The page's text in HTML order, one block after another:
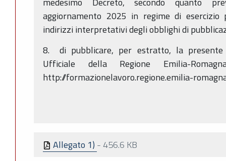
aggiornamento 2025 in regime di
indirizzi interpretativi degli obblighi di
8. di pubblicare, per estratto, la presente
Ufficiale della Regione Emilia-
http://formazionelavoro.regione.emilia-
Allegato 1) - 456.6 KB